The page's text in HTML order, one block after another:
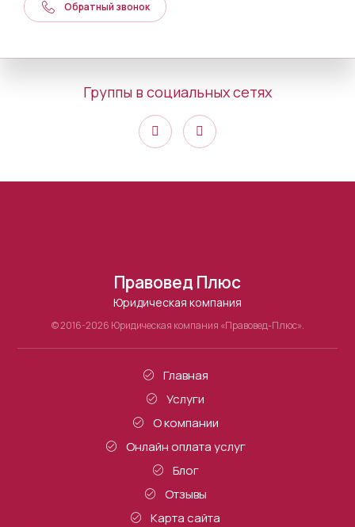
Обратный звонок
Группы в социальных сетях
Правовед Плюс
Юридическая компания
© 2016-2026 Юридическая компания «Правовед-Плюс».
Главная
Услуги
О компании
Онлайн оплата услуг
Блог
Отзывы
Карта сайта